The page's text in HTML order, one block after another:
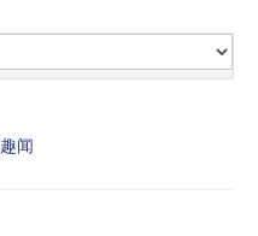
闻